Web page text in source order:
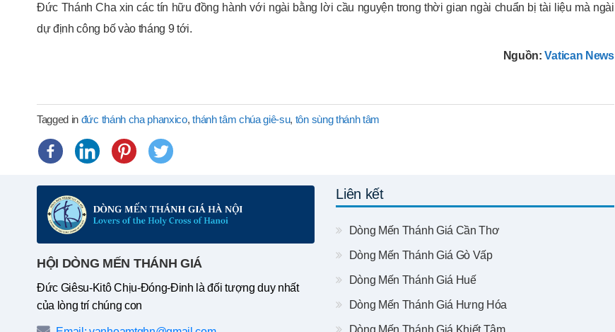
Đức Thánh Cha xin các tín hữu đồng hành với ngài bằng lời cầu nguyện trong thời gian ngài chuẩn bị tài liệu mà ngài
dự định công bố vào tháng 9 tới.
Nguồn:Vatican News
Tagged in đức thánh cha phanxico,thánh tâm chúa giê-su, tôn sùng thánh tâm
HỘI DÒNG MẾN THÁNH GIÁ
Đức Giêsu-Kitô Chịu-Đóng-Đinh là đối tượng duy nhất
của lòng trí chúng con
Liên kết
Dòng Mến Thánh Giá Cần Thơ
Dòng Mến Thánh Giá Gò Vấp
Dòng Mến Thánh Giá Huế
Dòng Mến Thánh Giá Hưng Hóa